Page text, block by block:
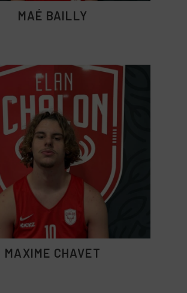
MAÉ BAILLY
MAXIME CHAVET